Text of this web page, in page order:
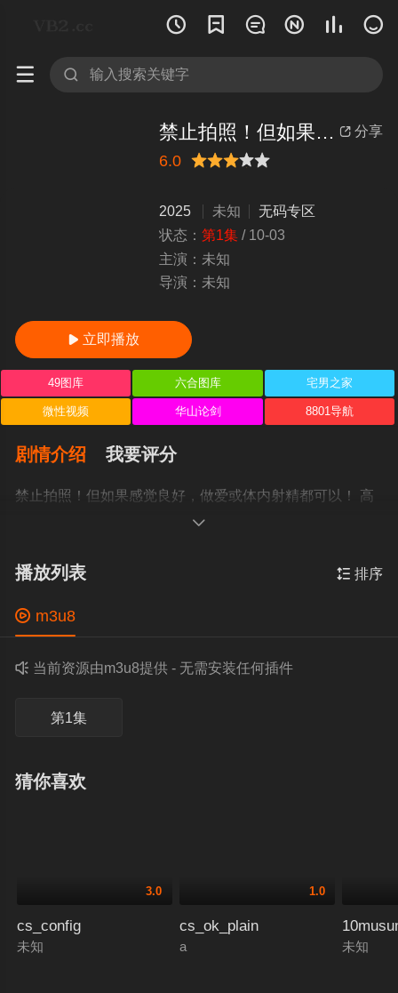
     
 
 分享
禁止拍照！但如果感觉良好，做爱或体内射精都可以！ 高杉洋子 10musume_011225_01
6.0
推荐力荐
2025 未知
无码专区
状态： 第1集/ 10-03
主演： 未知
导演： 未知
 立即播放
49图库 六合图库 宅男之家
微性视频 华山论剑 8801导航
剧情介绍 我要评分
禁止拍照！但如果感觉良好，做爱或体内射精都可以！ 高
杉洋子 10musume_011225_01

 排序
播放列表
 m3u8
 当前资源由m3u8提供 - 无需安装任何插件
第1集
猜你喜欢
3.0
cs_config
未知
1.0
cs_ok_plain
a 未知